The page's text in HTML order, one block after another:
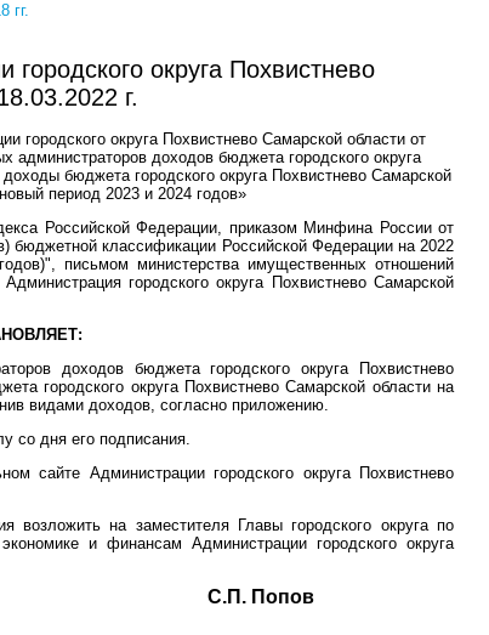
гг.
округа Похвистнево
г.
городского округа Похвистнево Самарской области от
доходов бюджета городского округа
бюджета городского округа Похвистнево Самарской
период 2023 и 2024 годов»
Российской Федерации, приказом Минфина России от
бюджетной классификации Российской Федерации на 2022
письмом министерства имущественных отношений
городского округа Похвистнево Самарской
доходов бюджета городского округа Похвистнево
городского округа Похвистнево Самарской области на
видами доходов, согласно приложению.
со дня его подписания.
сайте Администрации городского округа Похвистнево
возложить на заместителя Главы городского округа по
и финансам Администрации городского округа
округа С.П. Попов